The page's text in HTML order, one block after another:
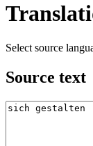
Select source
Source text